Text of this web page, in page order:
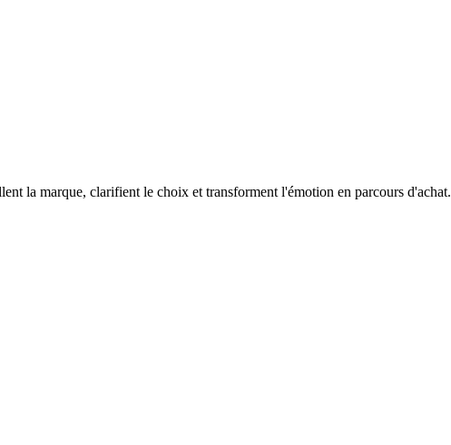
la marque, clarifient le choix et transforment l'émotion en parcours d'achat.